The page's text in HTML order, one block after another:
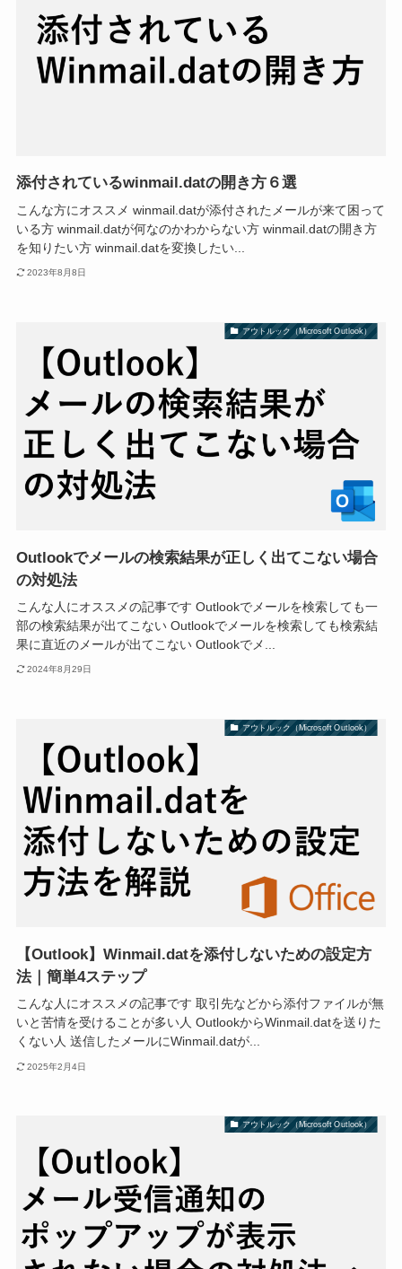
添付されているwinmail.datの開き方６選
こんな方にオススメ winmail.datが添付されたメールが来て困って
いる方 winmail.datが何なのかわからない方 winmail.datの開き方
を知りたい方 winmail.datを変換したい...
2023年8月8日
アウトルック（Microsoft Outlook）
Outlookでメールの検索結果が正しく出てこない場合
の対処法
こんな人にオススメの記事です Outlookでメールを検索しても一
部の検索結果が出てこない Outlookでメールを検索しても検索結
果に直近のメールが出てこない Outlookでメ...
2024年8月29日
アウトルック（Microsoft Outlook）
【Outlook】Winmail.datを添付しないための設定方
法｜簡単4ステップ
こんな人にオススメの記事です 取引先などから添付ファイルが無
いと苦情を受けることが多い人 OutlookからWinmail.datを送りた
くない人 送信したメールにWinmail.datが...
2025年2月4日
アウトルック（Microsoft Outlook）